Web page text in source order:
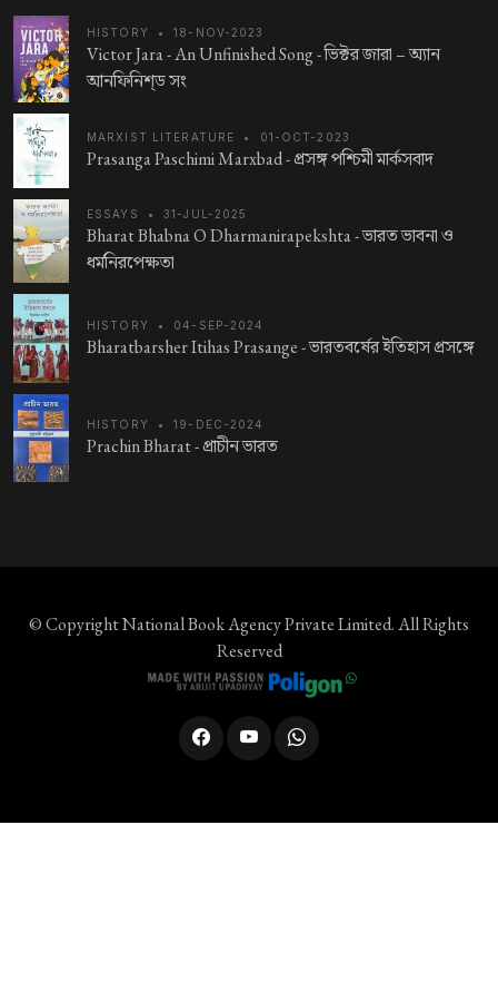
HISTORY • 18-NOV-2023
Victor Jara - An Unfinished Song -ভিক্টর জারা – অ্যান
আনফিনিশ্‌ড সং
MARXIST LITERATURE • 01-OCT-2023
Prasanga Paschimi Marxbad -প্রসঙ্গ পশ্চিমী মার্কসবাদ
ESSAYS • 31-JUL-2025
Bharat Bhabna O Dharmanirapekshta -ভারত ভাবনা ও
ধর্মনিরপেক্ষতা
HISTORY • 04-SEP-2024
Bharatbarsher Itihas Prasange -ভারতবর্ষের ইতিহাস প্রসঙ্গে
HISTORY • 19-DEC-2024
Prachin Bharat -প্রাচীন ভারত
© CopyrightNational Book Agency Private Limited. All Rights
Reserved